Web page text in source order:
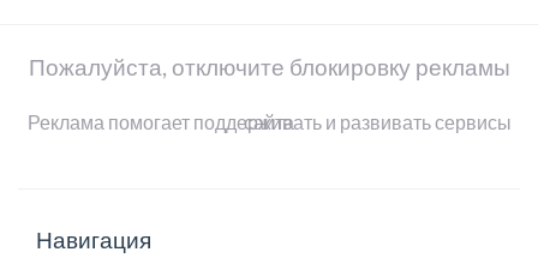
Пожалуйста, отключите блокировку рекламы
Реклама помогает поддерживать и развивать сервисы сайта
Навигация